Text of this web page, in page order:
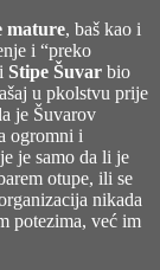
mature, baš kao i
i “preko
Stipe Šuvar bio
u pkolstvu prije
je Šuvarov
ogromni i
je samo da li je
otupe, ili se
nikada
potezima, već im